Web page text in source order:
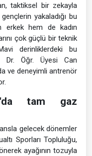
taktiksel bir zekayla
yakaladığı bu
erkek hem de kadın
çok güçlü bir teknik
derinliklerdeki bu
Dr. Öğr. Üyesi Can
ve deneyimli antrenör
tam gaz
gelecek dönemler
Sporları Topluluğu,
ayağının tozuyla